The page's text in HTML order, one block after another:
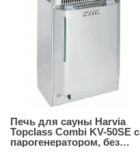
Печь для сауны Harvia
Topclass Combi KV-50SE с
парогенератором, без